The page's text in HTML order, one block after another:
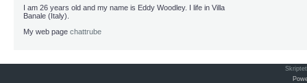
I am 26 years old and my name is Eddy Woodley. I life in Villa
Banale (Italy).
My web page chattrube